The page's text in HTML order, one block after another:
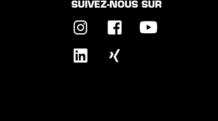
SUIVEZ-NOUS SUR